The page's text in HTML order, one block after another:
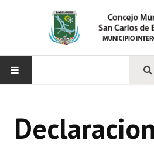
CONCEJO